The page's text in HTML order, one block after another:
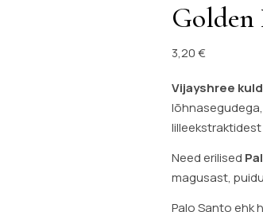
Golden
3,20€
Vijayshree
Need erilised
magusast,
Palo Santo ehk